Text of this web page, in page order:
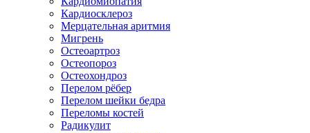
Кардиосклероз
Мерцательная аритмия
Мигрень
Остеоартроз
Остеопороз
Остеохондроз
Перелом рёбер
Перелом шейки бедра
Переломы костей
Радикулит